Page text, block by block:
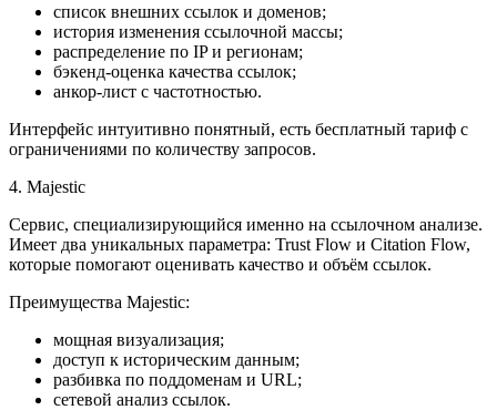
список внешних ссылок и доменов;
история изменения ссылочной массы;
распределение по IP и регионам;
бэкенд-оценка качества ссылок;
анкор-лист с частотностью.
Интерфейс интуитивно понятный, есть бесплатный тариф с
ограничениями по количеству запросов.
4. Majestic
Сервис, специализирующийся именно на ссылочном анализе.
Имеет два уникальных параметра: Trust Flow и Citation Flow,
которые помогают оценивать качество и объём ссылок.
Преимущества Majestic:
мощная визуализация;
доступ к историческим данным;
разбивка по поддоменам и URL;
сетевой анализ ссылок.